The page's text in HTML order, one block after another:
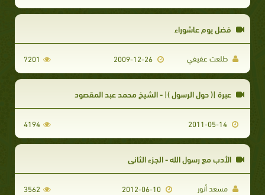
فضل يوم عاشوراء
طلعت عفيفي 7201
عبرة |( حول الرسول )| - الشيخ محمد عبد المقصود
4194
الأدب مع رسول الله - الجزء الثاني
مسعد أنور 2012-06-10
3562